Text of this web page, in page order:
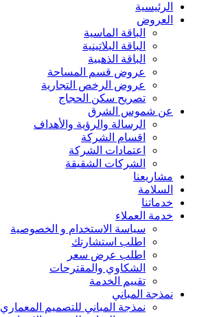
الرئيسية
العروض
الباقة الماسية
الباقة البلاتينية
الباقة الذهبية
عروض قسم المساحة
عروض الرخص التجارية
تصريح سكن الحجاج
عن شموس الشرق
الرسالة والرؤية والأهداف
اقسام الشركة
اعتمادات الشركة
الشركات الشقيقة
مشاريعنا
السلامة
خدماتنا
خدمة العملاء
سياسة الاستخدام و الخصوصية
اطلب استشارتك
اطلب عرض سعر
الشكاوي والمقترحات
تقييم الخدمة
نمذجة المباني
نمذجة المباني للتصمیم المعماري